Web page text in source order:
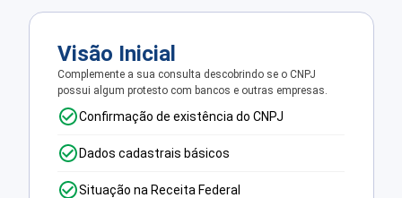
Visão Inicial
Complemente a sua consulta descobrindo se o CNPJ
possui algum protesto com bancos e outras empresas.
Confirmação de existência do CNPJ
Dados cadastrais básicos
Situação na Receita Federal